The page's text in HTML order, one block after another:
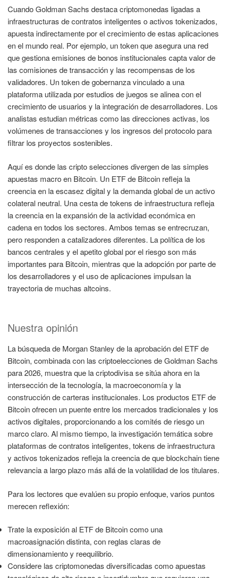
Cuando Goldman Sachs destaca criptomonedas ligadas a
infraestructuras de contratos inteligentes o activos tokenizados,
apuesta indirectamente por el crecimiento de estas aplicaciones
en el mundo real. Por ejemplo, un token que asegura una red
que gestiona emisiones de bonos institucionales capta valor de
las comisiones de transacción y las recompensas de los
validadores. Un token de gobernanza vinculado a una
plataforma utilizada por estudios de juegos se alinea con el
crecimiento de usuarios y la integración de desarrolladores. Los
analistas estudian métricas como las direcciones activas, los
volúmenes de transacciones y los ingresos del protocolo para
filtrar los proyectos sostenibles.
Aquí es donde las cripto selecciones divergen de las simples
apuestas macro en Bitcoin. Un ETF de Bitcoin refleja la
creencia en la escasez digital y la demanda global de un activo
colateral neutral. Una cesta de tokens de infraestructura refleja
la creencia en la expansión de la actividad económica en
cadena en todos los sectores. Ambos temas se entrecruzan,
pero responden a catalizadores diferentes. La política de los
bancos centrales y el apetito global por el riesgo son más
importantes para Bitcoin, mientras que la adopción por parte de
los desarrolladores y el uso de aplicaciones impulsan la
trayectoria de muchas altcoins.
Nuestra opinión
La búsqueda de Morgan Stanley de la aprobación del ETF de
Bitcoin, combinada con las criptoelecciones de Goldman Sachs
para 2026, muestra que la criptodivisa se sitúa ahora en la
intersección de la tecnología, la macroeconomía y la
construcción de carteras institucionales. Los productos ETF de
Bitcoin ofrecen un puente entre los mercados tradicionales y los
activos digitales, proporcionando a los comités de riesgo un
marco claro. Al mismo tiempo, la investigación temática sobre
plataformas de contratos inteligentes, tokens de infraestructura
y activos tokenizados refleja la creencia de que blockchain tiene
relevancia a largo plazo más allá de la volatilidad de los titulares.
Para los lectores que evalúen su propio enfoque, varios puntos
merecen reflexión:
Trate la exposición al ETF de Bitcoin como una
macroasignación distinta, con reglas claras de
dimensionamiento y reequilibrio.
Considere las criptomonedas diversificadas como apuestas